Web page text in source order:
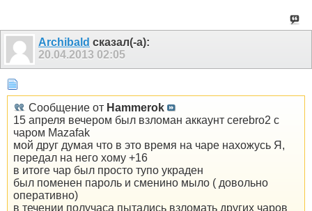
Archibald сказал(-а):
20.04.2013 02:05
Сообщение от Hammerok
15 апреля вечером был взломан аккаунт cerebro2 с
чаром Mazafak
мой друг думая что в это время на чаре нахожусь Я,
передал на него хому +16
в итоге чар был просто тупо украден
был поменен пароль и сменино мыло ( довольно
оперативно)
в течении получаса пытались взломать других чаров